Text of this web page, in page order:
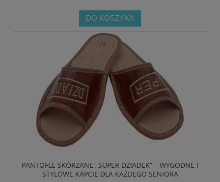
DO KOSZYKA
PANTOFLE SKÓRZANE „SUPER DZIADEK” – WYGODNE I
STYLOWE KAPCIE DLA KAŻDEGO SENIORA